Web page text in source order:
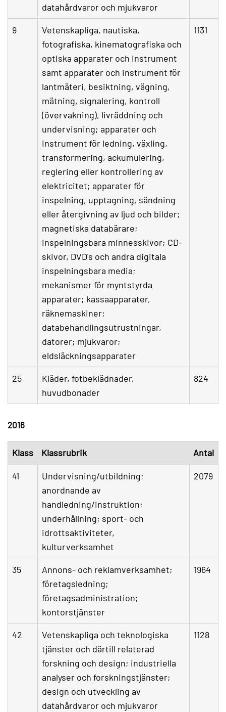
datahårdvaror och mjukvaror
9
Vetenskapliga, nautiska,
fotografiska, kinematografiska och
optiska apparater och instrument
samt apparater och instrument för
lantmäteri, besiktning, vägning,
mätning, signalering, kontroll
(övervakning), livräddning och
undervisning; apparater och
instrument för ledning, växling,
transformering, ackumulering,
reglering eller kontrollering av
elektricitet; apparater för
inspelning, upptagning, sändning
eller återgivning av ljud och bilder;
magnetiska databärare;
inspelningsbara minnesskivor; CD-
skivor, DVD's och andra digitala
inspelningsbara media;
mekanismer för myntstyrda
apparater; kassaapparater,
räknemaskiner;
databehandlingsutrustningar,
datorer; mjukvaror;
eldsläckningsapparater
1131
25
Kläder, fotbeklädnader,
huvudbonader
824
2016
Klass Klassrubrik Antal
41
Undervisning/utbildning;
anordnande av
handledning/instruktion;
underhållning; sport- och
idrottsaktiviteter,
kulturverksamhet
2079
35
Annons- och reklamverksamhet;
företagsledning;
företagsadministration;
kontorstjänster
1964
42
Vetenskapliga och teknologiska
tjänster och därtill relaterad
forskning och design; industriella
analyser och forskningstjänster;
design och utveckling av
datahårdvaror och mjukvaror
1128